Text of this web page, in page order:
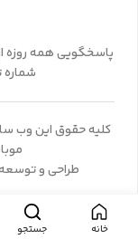
خانه جستجو
شماره
کلیه حقوق این وب
طراحی و